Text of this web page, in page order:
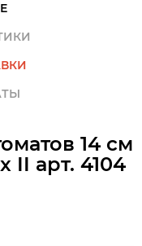
14 см
II арт. 4104